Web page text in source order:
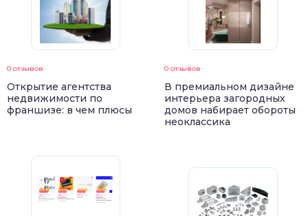
0 отзывов
Открытие агентства
недвижимости по
франшизе: в чем плюсы
0 отзывов
В премиальном дизайне
интерьера загородных
домов набирает обороты
неоклассика